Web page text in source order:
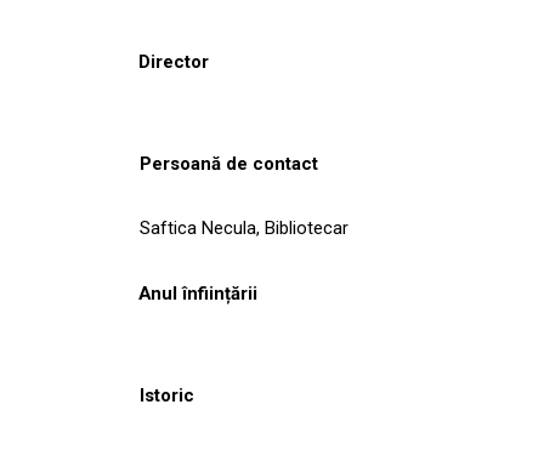
Director
Persoană de contact
Saftica Necula, Bibliotecar
Anul înființării
Istoric